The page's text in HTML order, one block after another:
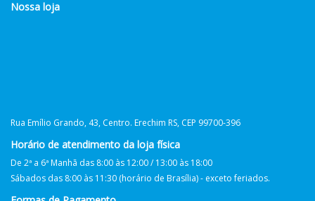
Nossa loja
Rua Emílio Grando, 43, Centro. Erechim RS, CEP 99700-396
Horário de atendimento da loja física
De 2ª a 6ª Manhã das 8:00 às 12:00 / 13:00 às 18:00
Sábados das 8:00 às 11:30 (horário de Brasília) - exceto feriados.